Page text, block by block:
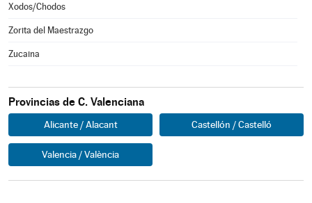
Xodos/Chodos
Zorita del Maestrazgo
Zucaina
Provincias de C. Valenciana
Alicante / Alacant Castellón / Castelló
Valencia / València